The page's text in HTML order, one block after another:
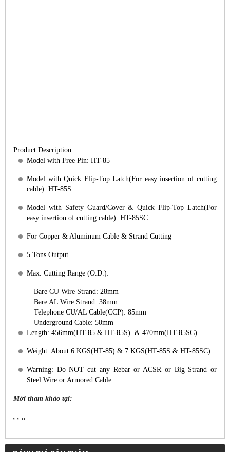
For Copper & Aluminum Cable & Strand Cutting
Max. Cutting Range (O.D.):
Bare AL Wire Strand: 38mm
Telephone CU/AL Cable(CCP): 85mm
Underground Cable: 50mm
Steel Wire or Armored Cable
Mời tham khảo tại:
SẢN PHẨM CÙNG LOẠI